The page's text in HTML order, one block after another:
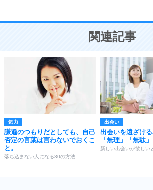
ことが大切。
関連記事
気力
謙遜のつもりだとしても、自己
否定の言葉は言わないでおくこ
と。
落ち込まない人になる30の方法
出会い
出会いを遠ざける
「無理」「無駄」
新しい出会いが欲しい